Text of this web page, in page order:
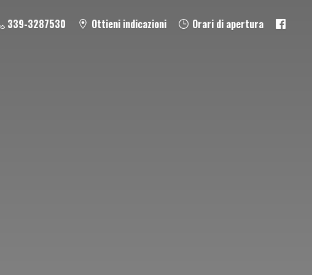
339-3287530 Ottieni indicazioni Orari di apertura